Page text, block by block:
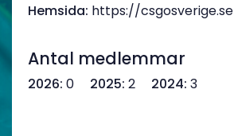
Hemsida: https://csgosverige.se
Antal medlemmar
2026: 0 2025: 2 2024: 3